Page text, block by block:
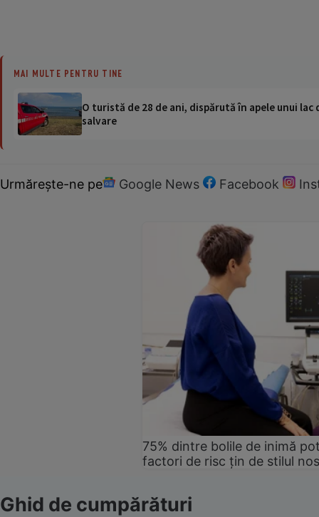
MAI MULTE PENTRU TINE
O turistă de 28 de ani, dispărută în apele unui
salvare
Urmărește-ne pe Google News Facebook
75% dintre bolile de inimă
factori de risc țin de stilul
Ghid de cumpărături